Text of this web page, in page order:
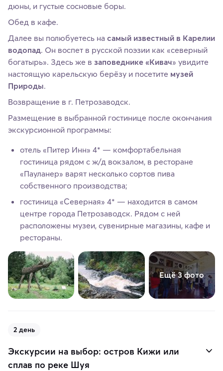
дюны, и густые сосновые боры.
Обед в кафе.
Далее вы полюбуетесь на самый известный в Карелии
водопад. Он воспет в русской поэзии как «северный
богатырь». Здесь же в заповеднике «Кивач» увидите
настоящую карельскую берёзу и посетите музей
Природы.
Возвращение в г. Петрозаводск.
Размещение в выбранной гостинице после окончания
экскурсионной программы:
отель «Питер Инн» 4* — комфортабельная
гостиница рядом с ж/д вокзалом, в ресторане
«Пауланер» варят несколько сортов пива
собственного производства;
гостиница «Северная» 4* — находится в самом
центре города Петрозаводск. Рядом с ней
расположены музеи, сувенирные магазины, кафе и
рестораны.
Ещё 3 фото
2 день
Экскурсии на выбор: остров Кижи или
сплав по реке Шуя